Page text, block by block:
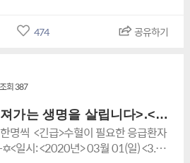
모든 일에 최선을 다하지 않고서 어
運)>을 바란단 말인가요?!!!✡>- 부디
운이 따르는부귀영화(富貴榮華)를
대한 봉사(선착순)신청:010-8824-
립니다. <<<지킬 것은 반드시 지키는
을 담은><사단법인 대한민국 독도사
운동가 상임고문:최학유],[위대한 민
&사단법인대한민국 국회의원 태권
474 공유하기
회 387
<당신의 헌혈이 꺼져가는 생명을 살립니다>.<코로나19예방 돕기봉사>외 독도침탈일본경고기자회견2020평창평화포럼과 민족의 섬 독도사수!
명씩 <긴급>수혈이 필요한 응급환자
일시: <2020년> 03월 01(일) <3.1